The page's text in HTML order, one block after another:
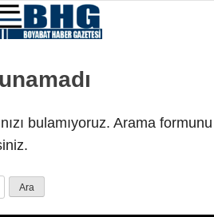
bulamıyoruz. Arama formunu